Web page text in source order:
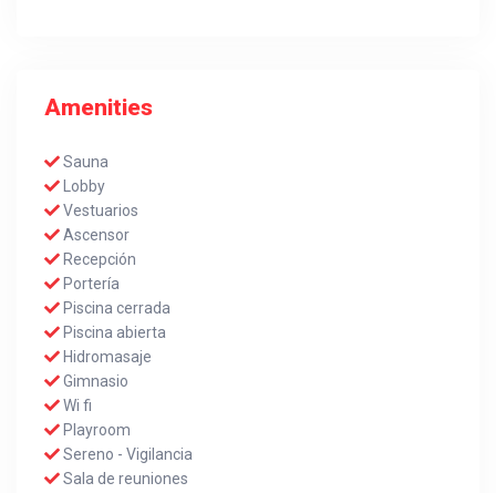
Amenities
Sauna
Lobby
Vestuarios
Ascensor
Recepción
Portería
Piscina cerrada
Piscina abierta
Hidromasaje
Gimnasio
Wi fi
Playroom
Sereno - Vigilancia
Sala de reuniones